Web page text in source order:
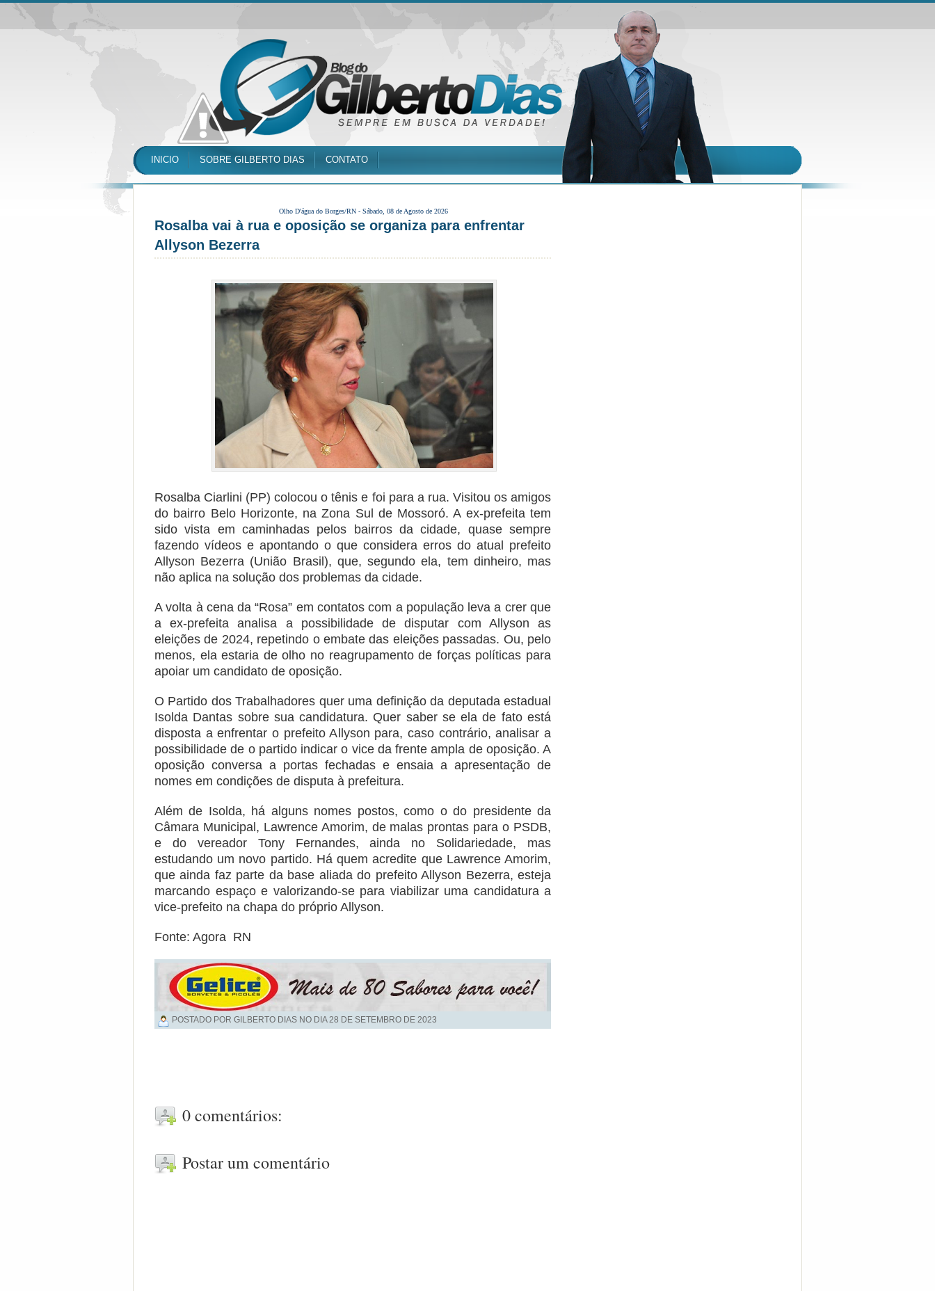
INICIO SOBRE GILBERTO DIAS CONTATO
Olho D'água do Borges/RN - Sábado, 08 de Agosto de 2026
Rosalba vai à rua e oposição se organiza para enfrentar
Allyson Bezerra
Rosalba Ciarlini (PP) colocou o tênis e foi para a rua. Visitou os amigos
do bairro Belo Horizonte, na Zona Sul de Mossoró. A ex-prefeita tem
sido vista em caminhadas pelos bairros da cidade, quase sempre
fazendo vídeos e apontando o que considera erros do atual prefeito
Allyson Bezerra (União Brasil), que, segundo ela, tem dinheiro, mas
não aplica na solução dos problemas da cidade.
A volta à cena da “Rosa” em contatos com a população leva a crer que
a ex-prefeita analisa a possibilidade de disputar com Allyson as
eleições de 2024, repetindo o embate das eleições passadas. Ou, pelo
menos, ela estaria de olho no reagrupamento de forças políticas para
apoiar um candidato de oposição.
O Partido dos Trabalhadores quer uma definição da deputada estadual
Isolda Dantas sobre sua candidatura. Quer saber se ela de fato está
disposta a enfrentar o prefeito Allyson para, caso contrário, analisar a
possibilidade de o partido indicar o vice da frente ampla de oposição. A
oposição conversa a portas fechadas e ensaia a apresentação de
nomes em condições de disputa à prefeitura.
Além de Isolda, há alguns nomes postos, como o do presidente da
Câmara Municipal, Lawrence Amorim, de malas prontas para o PSDB,
e do vereador Tony Fernandes, ainda no Solidariedade, mas
estudando um novo partido. Há quem acredite que Lawrence Amorim,
que ainda faz parte da base aliada do prefeito Allyson Bezerra, esteja
marcando espaço e valorizando-se para viabilizar uma candidatura a
vice-prefeito na chapa do próprio Allyson.
Fonte: Agora RN
POSTADO POR GILBERTO DIAS NO DIA28 DE SETEMBRO DE 2023
0 comentários:
Postar um comentário